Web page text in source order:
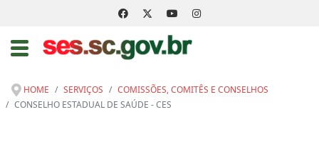
HOME SERVIÇOS
COMISSÕES, COMITÊS E CONSELHOS
CONSELHO ESTADUAL DE SAÚDE - CES